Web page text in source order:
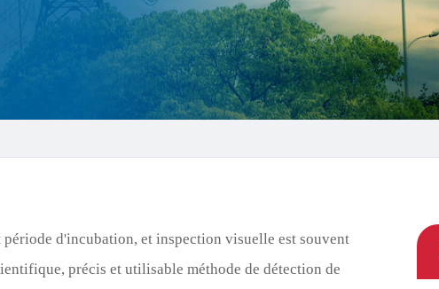
русский
português
d'incubation, et inspection visuelle est souvent
précis et utilisable méthode de détection de